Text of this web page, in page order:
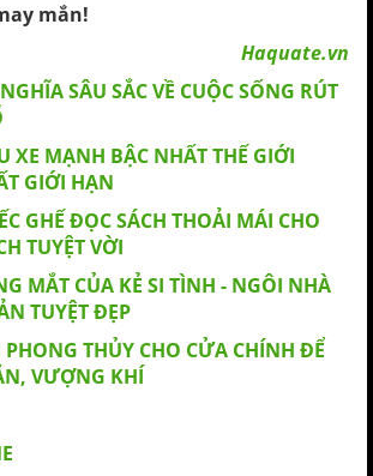
mắn!
Haquate.vn
SÂU SẮC VỀ CUỘC SỐNG RÚT
XE MẠNH BẬC NHẤT THẾ GIỚI
GIỚI HẠN
GHẾ ĐỌC SÁCH THOẢI MÁI CHO
TUYỆT VỜI
MẮT CỦA KẺ SI TÌNH - NGÔI NHÀ
TUYỆT ĐẸP
THỦY CHO CỬA CHÍNH ĐỂ
VƯỢNG KHÍ